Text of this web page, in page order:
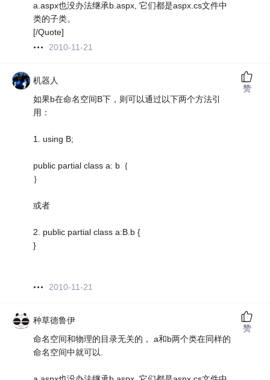
a.aspx也没办法继承b.aspx, 它们都是aspx.cs文件中
类的子类。
[/Quote]
2010-11-21
机器人
如果b在命名空间B下，则可以通过以下两个方法引
用：
1. using B;
public partial class a: b｛
｝
或者
2. public partial class a:B.b {
}
2010-11-21
赞
种草德鲁伊
命名空间和物理的目录无关的， a和b两个类在同样的
命名空间中就可以.
赞